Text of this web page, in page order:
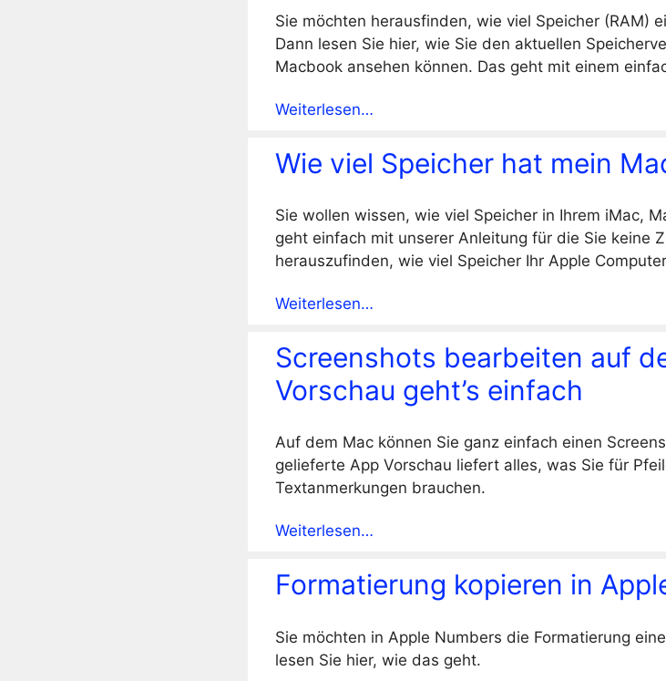
Sie möchten herausfinden, wie viel Speicher (RAM)
Dann lesen Sie hier, wie Sie den aktuellen
Macbook ansehen können. Das geht mit einem
Weiterlesen…
Wie viel Speicher hat mein
Sie wollen wissen, wie viel Speicher in Ihrem iMac,
geht einfach mit unserer Anleitung für die Sie keine
herauszufinden, wie viel Speicher Ihr Apple
Weiterlesen…
Screenshots bearbeiten auf
Vorschau geht’s einfach
Auf dem Mac können Sie ganz einfach einen
gelieferte App Vorschau liefert alles, was Sie für
Textanmerkungen brauchen.
Weiterlesen…
Formatierung kopieren in
Sie möchten in Apple Numbers die Formatierung
lesen Sie hier, wie das geht.